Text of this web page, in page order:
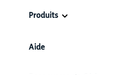
Produits
Aide